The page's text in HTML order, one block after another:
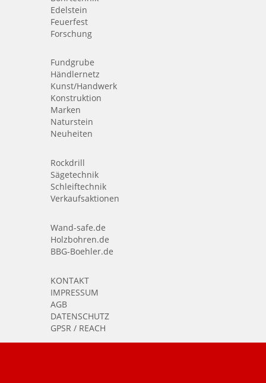
Edelstein
Feuerfest
Forschung
Fundgrube
Händlernetz
Kunst/Handwerk
Konstruktion
Marken
Naturstein
Neuheiten
Rockdrill
Sägetechnik
Schleiftechnik
Verkaufsaktionen
Wand-safe.de
Holzbohren.de
BBG-Boehler.de
KONTAKT
IMPRESSUM
AGB
DATENSCHUTZ
GPSR / REACH